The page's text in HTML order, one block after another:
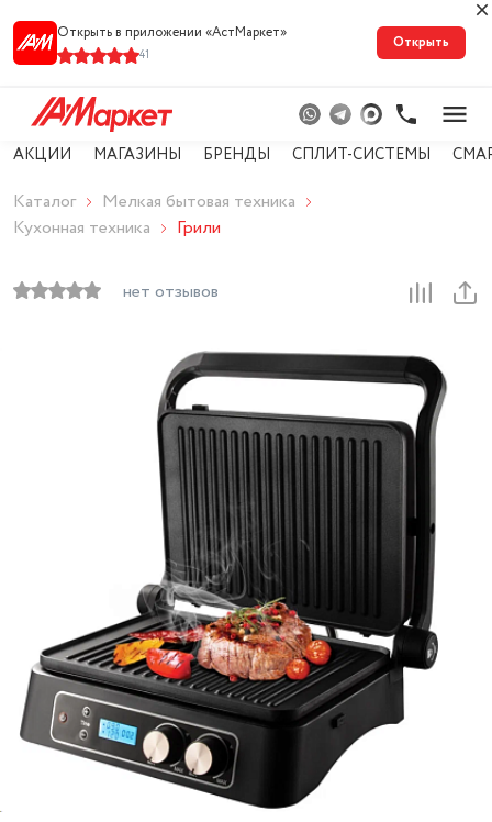
Открыть в приложении «АстМарке‪т‬»
41
Открыть
АКЦИИ МАГАЗИНЫ БРЕНДЫ СПЛИТ-СИСТЕМЫ
Каталог
Мелкая бытовая техника
Кухонная техника
Грили
нет отзывов